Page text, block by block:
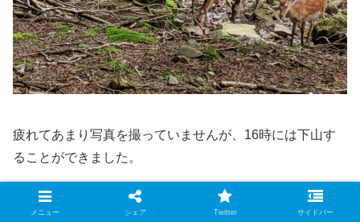
疲れてあまり写真を撮っていませんが、16時には下山す
ることができました。
16:00 「上日川峠駐車場」に到着
メニュー シェア Twitter サイドバー